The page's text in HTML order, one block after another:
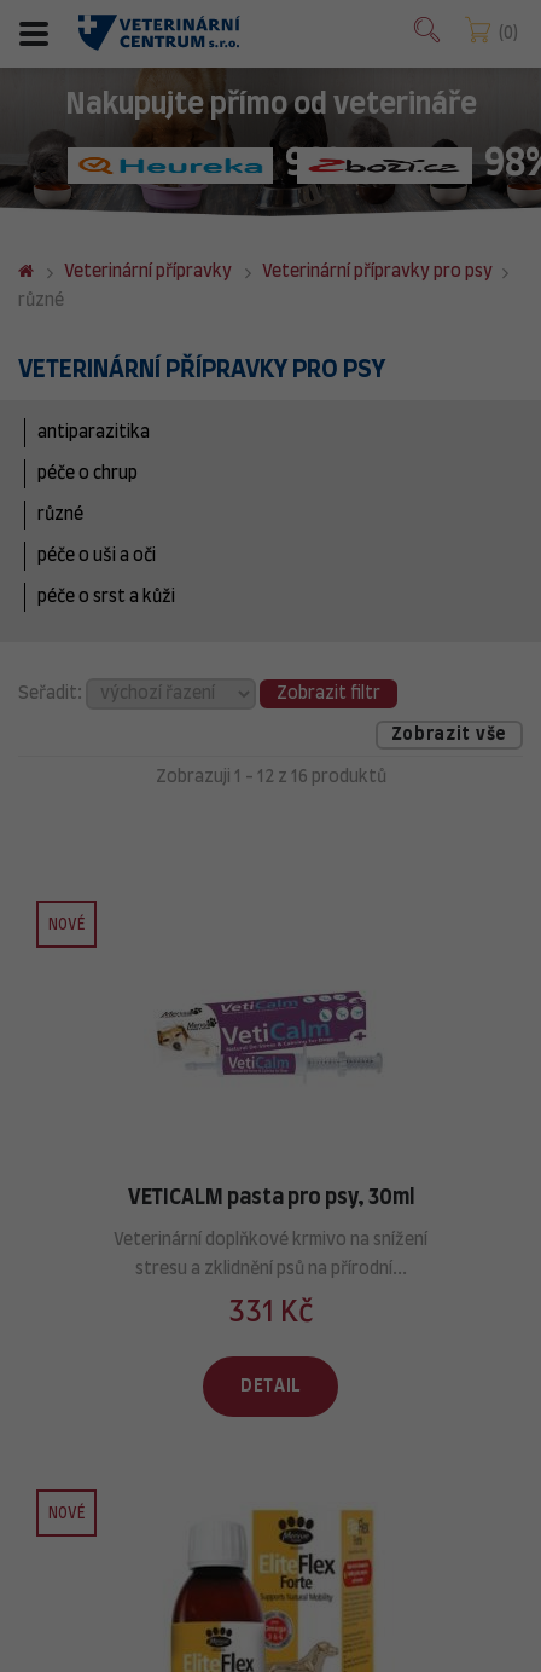
0
Nakupujte přímo od veterináře
98%
Veterinární přípravky
Veterinární přípravky pro psy
různé
VETERINÁRNÍ PŘÍPRAVKY PRO PSY
antiparazitika
péče o chrup
různé
péče o uši a oči
péče o srst a kůži
Seřadit: Zobrazit filtr
Zobrazit vše
Zobrazuji 1 - 12 z 16 produktů
NOVÉ
VETICALM pasta pro psy, 30ml
Veterinární doplňkové krmivo na snížení
stresu a zklidnění psů na přírodní...
331 Kč
DETAIL
NOVÉ